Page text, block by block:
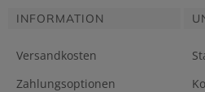
INFORMATION
Versandkosten
Zahlungsoptionen